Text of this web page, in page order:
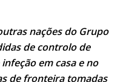
nações do Grupo
de controlo de
em casa e no
de fronteira tomadas